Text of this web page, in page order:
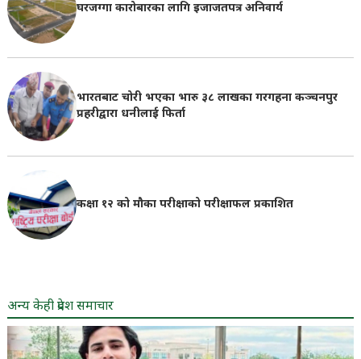
घरजग्गा कारोबारका लागि इजाजतपत्र अनिवार्य
भारतबाट चोरी भएका भारु ३८ लाखका गरगहना कञ्चनपुर
प्रहरीद्वारा धनीलाई फिर्ता
कक्षा १२ को मौका परीक्षाको परीक्षाफल प्रकाशित
अन्य केही प्रदेश समाचार